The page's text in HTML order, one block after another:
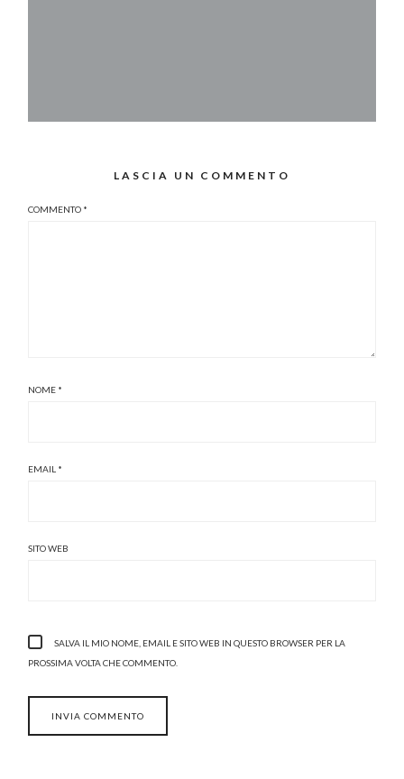
LASCIA UN COMMENTO
COMMENTO *
NOME *
EMAIL *
SITO WEB
SALVA IL MIO NOME, EMAIL E SITO WEB IN QUESTO BROWSER PER LA
PROSSIMA VOLTA CHE COMMENTO.